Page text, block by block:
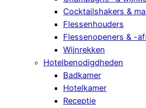
Cocktailshakers &
Flessenhouders
Flessenopeners & -
Wijnrekken
Hotelbenodigdheden
Badkamer
Hotelkamer
Receptie